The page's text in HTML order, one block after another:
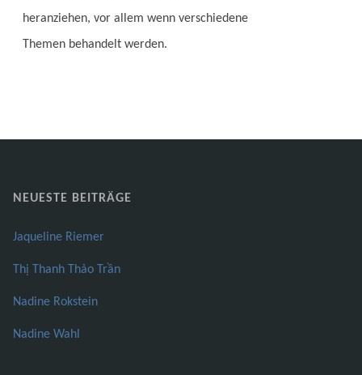
heranziehen, vor allem wenn verschiedene
Themen behandelt werden.
NEUESTE BEITRÄGE
Jaqueline Riemer
Thị Thanh Thảo Trần
Nadine Rokstein
Nadine Wahl